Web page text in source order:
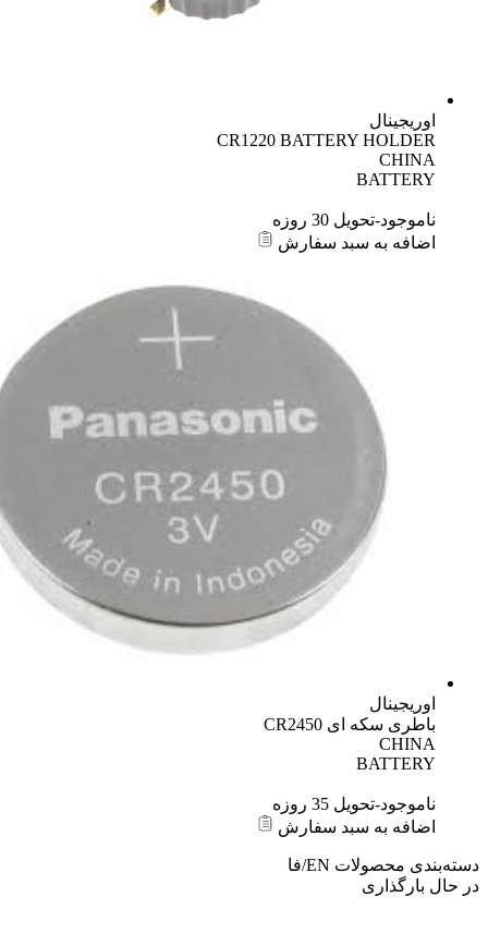
اوریجینال
CR1220 BATTERY HOLDER
CHINA
BATTERY
ناموجود-تحویل 30 روزه
اضافه به سبد سفارش
اوریجینال
باطری سکه ای CR2450
CHINA
BATTERY
ناموجود-تحویل 35 روزه
اضافه به سبد سفارش
محصولاتEN/فا
بارگذاری